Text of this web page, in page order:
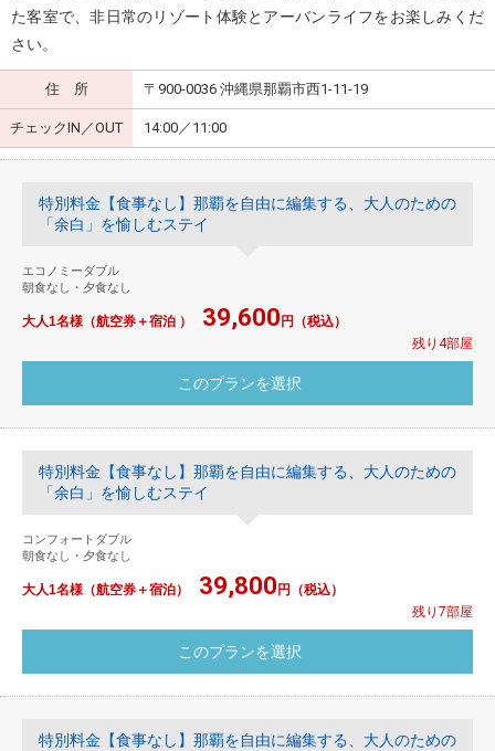
た客室で、非日常のリゾート体験とアーバンライフをお楽しみくだ
さい。
住 所 〒900-0036 沖縄県那覇市西1-11-19
チェックIN／OUT 14:00／11:00
特別料金【食事なし】那覇を自由に編集する、大人のための
「余白」を愉しむステイ
エコノミーダブル
朝食なし・夕食なし
大人1名様（航空券＋宿泊 ） 39,600 円（税込）
残り4部屋
特別料金【食事なし】那覇を自由に編集する、大人のための
「余白」を愉しむステイ
コンフォートダブル
朝食なし・夕食なし
大人1名様（航空券＋宿泊） 39,800 円（税込）
残り7部屋
特別料金【食事なし】那覇を自由に編集する、大人のための